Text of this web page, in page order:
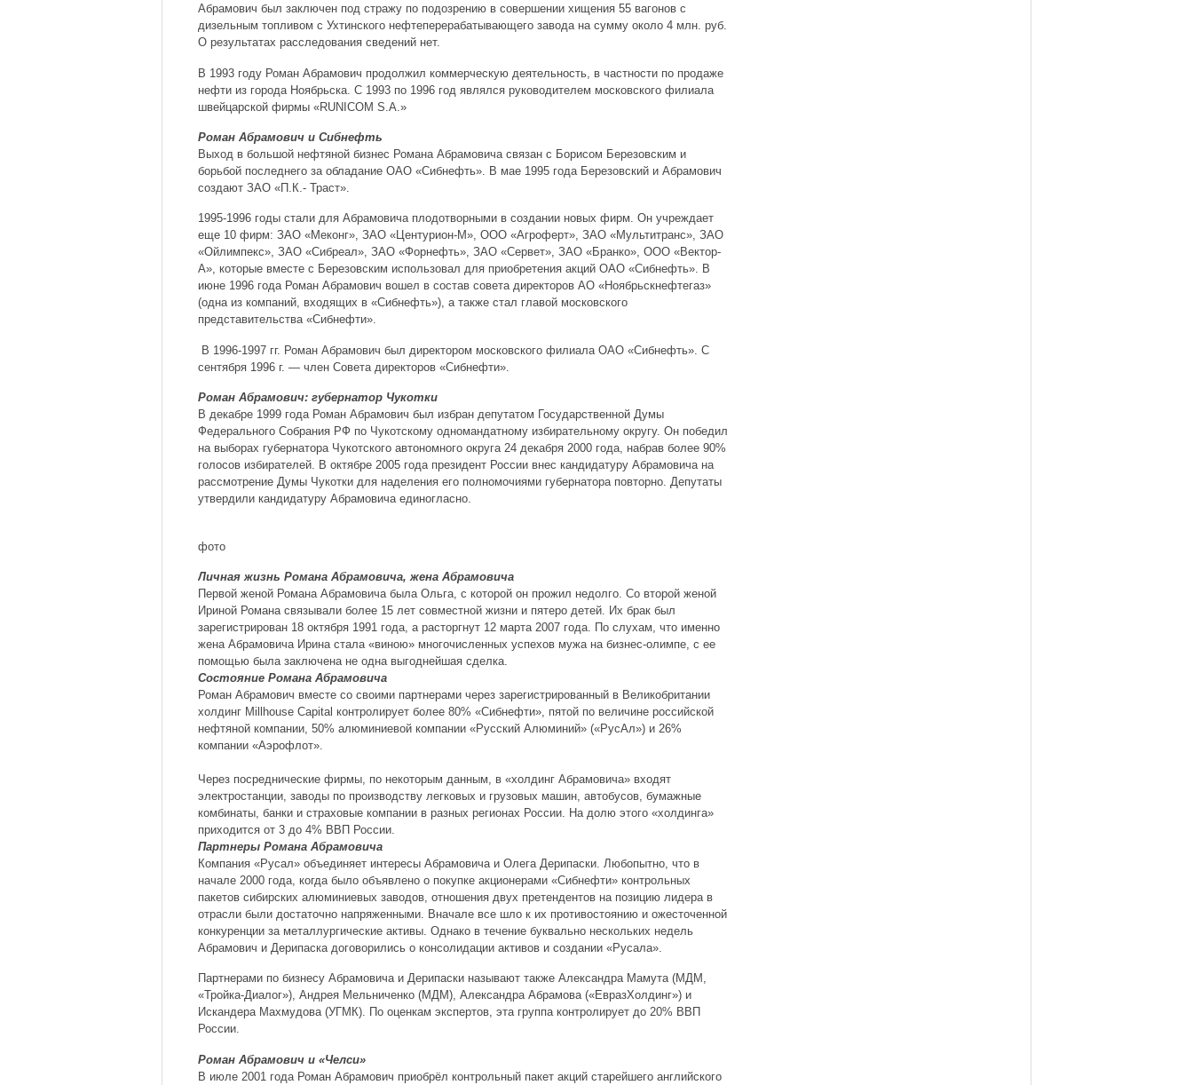
Абрамович был заключен под стражу по подозрению в совершении хищения 55 вагонов с
дизельным топливом с Ухтинского нефтеперерабатывающего завода на сумму около 4 млн. руб.
О результатах расследования сведений нет.
В 1993 году Роман Абрамович продолжил коммерческую деятельность, в частности по продаже
нефти из города Ноябрьска. С 1993 по 1996 год являлся руководителем московского филиала
швейцарской фирмы «RUNICOM S.A.»
Роман Абрамович и Сибнефть
Выход в большой нефтяной бизнес Романа Абрамовича связан с Борисом Березовским и
борьбой последнего за обладание ОАО «Сибнефть». В мае 1995 года Березовский и Абрамович
создают ЗАО «П.К.- Траст».
1995-1996 годы стали для Абрамовича плодотворными в создании новых фирм. Он учреждает
еще 10 фирм: ЗАО «Меконг», ЗАО «Центурион-М», ООО «Агроферт», ЗАО «Мультитранс», ЗАО
«Ойлимпекс», ЗАО «Сибреал», ЗАО «Форнефть», ЗАО «Сервет», ЗАО «Бранко», ООО «Вектор-
А», которые вместе с Березовским использовал для приобретения акций ОАО «Сибнефть». В
июне 1996 года Роман Абрамович вошел в состав совета директоров АО «Ноябрьскнефтегаз»
(одна из компаний, входящих в «Сибнефть»), а также стал главой московского
представительства «Сибнефти».
В 1996-1997 гг. Роман Абрамович был директором московского филиала ОАО «Сибнефть». С
сентября 1996 г. — член Совета директоров «Сибнефти».
Роман Абрамович: губернатор Чукотки
В декабре 1999 года Роман Абрамович был избран депутатом Государственной Думы
Федерального Собрания РФ по Чукотскому одномандатному избирательному округу. Он победил
на выборах губернатора Чукотского автономного округа 24 декабря 2000 года, набрав более 90%
голосов избирателей. В октябре 2005 года президент России внес кандидатуру Абрамовича на
рассмотрение Думы Чукотки для наделения его полномочиями губернатора повторно. Депутаты
утвердили кандидатуру Абрамовича единогласно.
фото
Личная жизнь Романа Абрамовича, жена Абрамовича
Первой женой Романа Абрамовича была Ольга, с которой он прожил недолго. Со второй женой
Ириной Романа связывали более 15 лет совместной жизни и пятеро детей. Их брак был
зарегистрирован 18 октября 1991 года, а расторгнут 12 марта 2007 года. По слухам, что именно
жена Абрамовича Ирина стала «виною» многочисленных успехов мужа на бизнес-олимпе, с ее
помощью была заключена не одна выгоднейшая сделка.
Состояние Романа Абрамовича
Роман Абрамович вместе со своими партнерами через зарегистрированный в Великобритании
холдинг Millhouse Capital контролирует более 80% «Сибнефти», пятой по величине российской
нефтяной компании, 50% алюминиевой компании «Русский Алюминий» («РусАл») и 26%
компании «Аэрофлот».
Через посреднические фирмы, по некоторым данным, в «холдинг Абрамовича» входят
электростанции, заводы по производству легковых и грузовых машин, автобусов, бумажные
комбинаты, банки и страховые компании в разных регионах России. На долю этого «холдинга»
приходится от 3 до 4% ВВП России.
Партнеры Романа Абрамовича
Компания «Русал» объединяет интересы Абрамовича и Олега Дерипаски. Любопытно, что в
начале 2000 года, когда было объявлено о покупке акционерами «Сибнефти» контрольных
пакетов сибирских алюминиевых заводов, отношения двух претендентов на позицию лидера в
отрасли были достаточно напряженными. Вначале все шло к их противостоянию и ожесточенной
конкуренции за металлургические активы. Однако в течение буквально нескольких недель
Абрамович и Дерипаска договорились о консолидации активов и создании «Русала».
Партнерами по бизнесу Абрамовича и Дерипаски называют также Александра Мамута (МДМ,
«Тройка-Диалог»), Андрея Мельниченко (МДМ), Александра Абрамова («ЕвразХолдинг») и
Искандера Махмудова (УГМК). По оценкам экспертов, эта группа контролирует до 20% ВВП
России.
Роман Абрамович и «Челси»
В июле 2001 года Роман Абрамович приобрёл контрольный пакет акций старейшего английского